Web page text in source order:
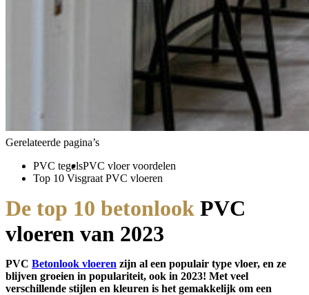
Gerelateerde pagina’s
PVC tegelsPVC vloer voordelen
Top 10 Visgraat PVC vloeren
De top 10 betonlook PVC
vloeren van 2023
PVC Betonlook vloeren zijn al een populair type vloer, en ze
blijven groeien in populariteit, ook in 2023! Met veel
verschillende stijlen en kleuren is het gemakkelijk om een